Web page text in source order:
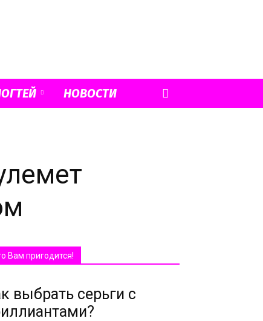
НОВОСТИ
Вам пригодится!
выбрать серьги с